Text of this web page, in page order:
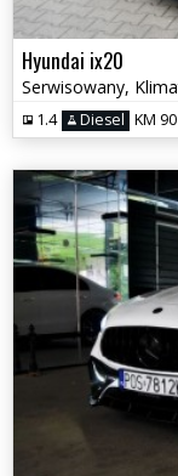
Hyundai ix20
1.4 Diesel KM 90